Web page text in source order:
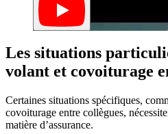
Les situations
volant et covoiturage
Certaines situations spécifiques,
covoiturage entre collègues,
matière d’assurance.